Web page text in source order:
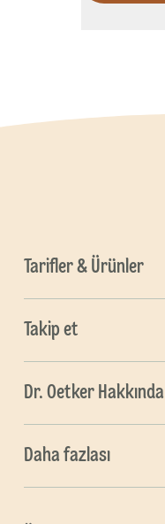
Tarifler & Ürünler
Takip et
Dr. Oetker Hakkında
Daha fazlası